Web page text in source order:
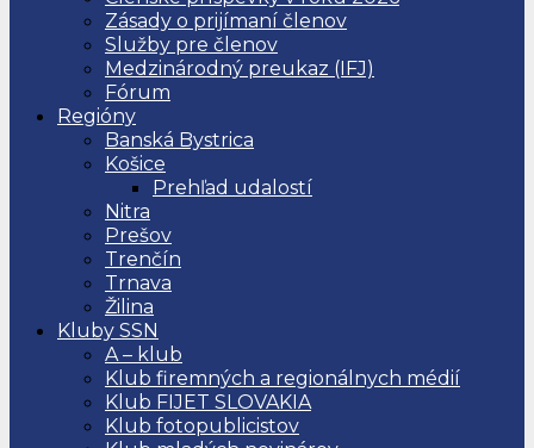
Zásady o prijímaní členov
Služby pre členov
Medzinárodný preukaz (IFJ)
Fórum
Regióny
Banská Bystrica
Košice
Prehľad udalostí
Nitra
Prešov
Trenčín
Trnava
Žilina
Kluby SSN
A – klub
Klub firemných a regionálnych médií
Klub FIJET SLOVAKIA
Klub fotopublicistov